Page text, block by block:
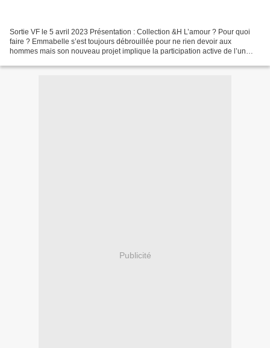
Sortie VF le 5 avril 2023 Présentation : Collection &H L’amour ? Pour quoi
faire ? Emmabelle s’est toujours débrouillée pour ne rien devoir aux
hommes mais son nouveau projet implique la participation active de l’un
Publicité